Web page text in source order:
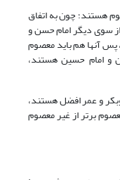
هستند؛ چون به اتفاق
سوی دیگر امام حسن و
پس آنها هم باید معصوم
و امام حسین هستند،
و عمر افضل هستند،
برتر از غیر معصوم